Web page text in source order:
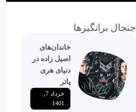
جنجال برانگیزها
خاندان‌های
اصیل زاده‌ در
دنیای هری
پاتر
خرداد 7,
1401